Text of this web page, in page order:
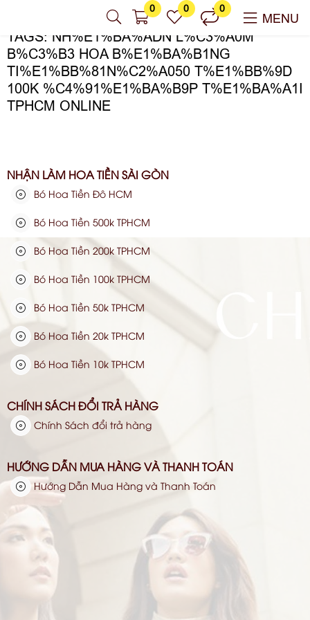
0 0 0
MENU
TAGS: NH%E1%BA%ADN L%C3%A0M
B%C3%B3 HOA B%E1%BA%B1NG
TI%E1%BB%81N%C2%A050 T%E1%BB%9D
100K %C4%91%E1%BA%B9P T%E1%BA%A1I
TPHCM ONLINE
NHẬN LÀM HOA TIỀN SÀI GÒN
Bó Hoa Tiền Đô HCM
Bó Hoa Tiền 500k TPHCM
Bó Hoa Tiền 200k TPHCM
Bó Hoa Tiền 100k TPHCM
Bó Hoa Tiền 50k TPHCM
Bó Hoa Tiền 20k TPHCM
Bó Hoa Tiền 10k TPHCM
CHÍNH SÁCH ĐỔI TRẢ HÀNG
Chính Sách đổi trả hàng
HƯỚNG DẪN MUA HÀNG VÀ THANH TOÁN
Hướng Dẫn Mua Hàng và Thanh Toán